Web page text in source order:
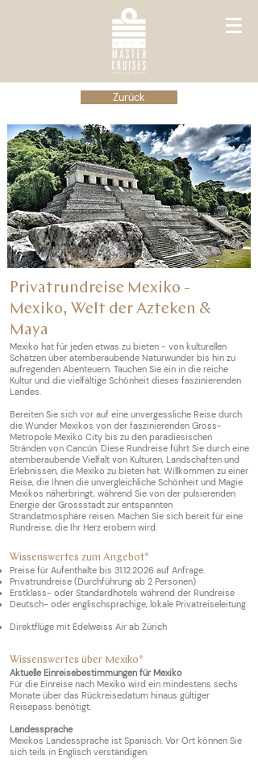
Zurück
Privatrundreise Mexiko -
Mexiko, Welt der Azteken &
Maya
Mexiko hat für jeden etwas zu bieten - von kulturellen
Schätzen über atemberaubende Naturwunder bis hin zu
aufregenden Abenteuern. Tauchen Sie ein in die reiche
Kultur und die vielfältige Schönheit dieses faszinierenden
Landes.
Bereiten Sie sich vor auf eine unvergessliche Reise durch
die Wunder Mexikos von der faszinierenden Gross-
Metropole Mexiko City bis zu den paradiesischen
Stränden von Cancún. Diese Rundreise führt Sie durch eine
atemberaubende Vielfalt von Kulturen, Landschaften und
Erlebnissen, die Mexiko zu bieten hat. Willkommen zu einer
Reise, die Ihnen die unvergleichliche Schönheit und Magie
Mexikos näherbringt, während Sie von der pulsierenden
Energie der Grossstadt zur entspannten
Strandatmosphäre reisen. Machen Sie sich bereit für eine
Rundreise, die Ihr Herz erobern wird.
Wissenswertes zum Angebot*
Preise für Aufenthalte bis 31.12.2026 auf Anfrage.
Privatrundreise (Durchführung ab 2 Personen)
Erstklass- oder Standardhotels während der Rundreise
Deutsch- oder englischsprachige, lokale Privatreiseleitung
Direktflüge mit Edelweiss Air ab Zürich
Wissenswertes über Mexiko*
Aktuelle Einreisebestimmungen für Mexiko
Für die Einreise nach Mexiko wird ein mindestens sechs
Monate über das Rückreisedatum hinaus gültiger
Reisepass benötigt.
Landessprache
Mexikos Landessprache ist Spanisch. Vor Ort können Sie
sich teils in Englisch verständigen.